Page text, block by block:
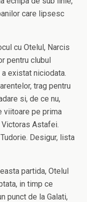
care lipsesc
cu Otelul, Narcis
pentru clubul
existat niciodata.
trag pentru
si, de ce nu,
viitoare pe prima
Astafei.
Desigur, lista
partida, Otelul
in timp ce
punct de la Galati,